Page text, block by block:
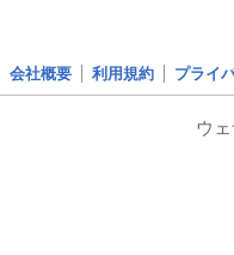
会社概要 利用規約 プライ
ウ